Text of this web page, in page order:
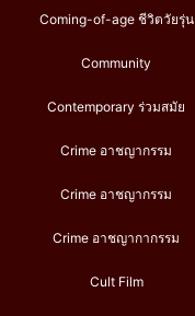
Coming-of-age ชีวิตวัยรุ่น
Community
Contemporary ร่วมสมัย
Crime อาชญากรรม
Crime อาชญากรรม
Crime อาชญากากรรม
Cult Film